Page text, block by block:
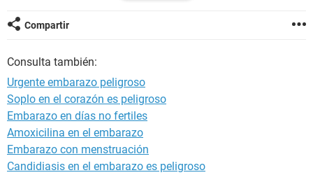
tome pastillas para no tenerlo, aunque en las ecografias
transvaginales no saliera el bebe, que pueda pasar? Que
embarazo?
Compartir
Consulta también:
Urgente embarazo peligroso
Soplo en el corazón es peligroso
Embarazo en días no fertiles
Amoxicilina en el embarazo
Embarazo con menstruación
Candidiasis en el embarazo es peligroso